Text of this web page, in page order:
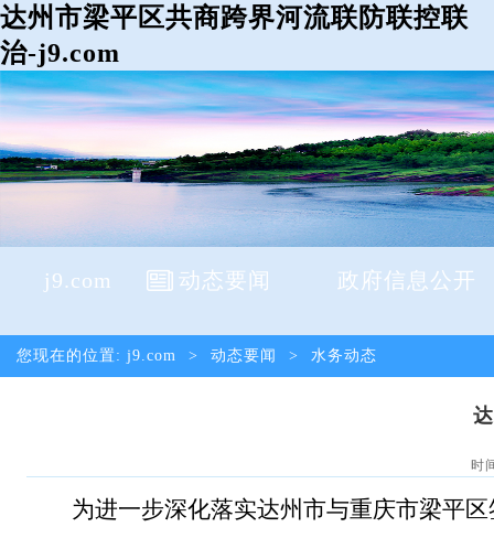
达州市梁平区共商跨界河流联防联控联
治-j9.com
j9.com 动态要闻 政府信息公开
您现在的位置: j9.com > 动态要闻 > 水务动态
时
为进一步深化落实达州市与重庆市梁平区